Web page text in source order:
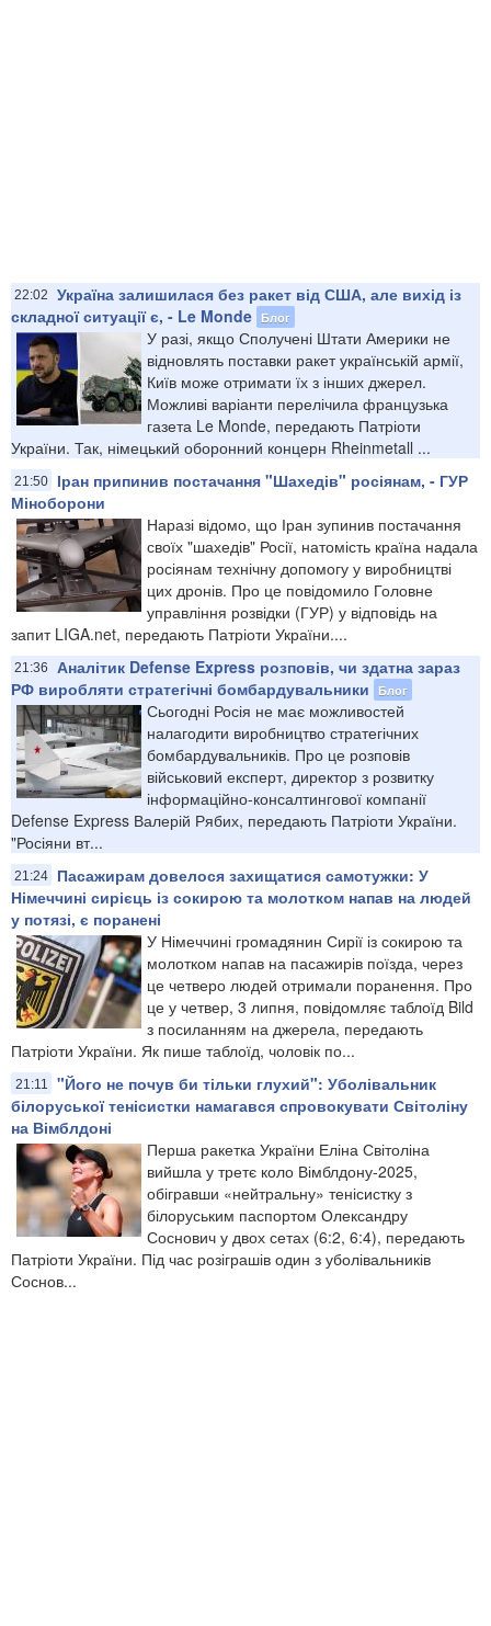
22:02
Україна залишилася без ракет від США, але вихід із
складної ситуації є, - Le Monde Блог
У разі, якщо Сполучені Штати Америки не
відновлять поставки ракет українській армії,
Київ може отримати їх з інших джерел.
Можливі варіанти перелічила французька
газета Le Monde, передають Патріоти
України. Так, німецький оборонний концерн Rheinmetall ...
21:50
Іран припинив постачання "Шахедів" росіянам, - ГУР
Міноборони
Наразі відомо, що Іран зупинив постачання
своїх "шахедів" Росії, натомість країна надала
росіянам технічну допомогу у виробництві
цих дронів. Про це повідомило Головне
управління розвідки (ГУР) у відповідь на
запит LIGA.net, передають Патріоти України....
21:36
Аналітик Defense Express розповів, чи здатна зараз
РФ виробляти стратегічні бомбардувальники
Блог
Сьогодні Росія не має можливостей
налагодити виробництво стратегічних
бомбардувальників. Про це розповів
військовий експерт, директор з розвитку
інформаційно-консалтингової компанії
Defense Express Валерій Рябих, передають Патріоти України.
"Росіяни вт...
21:24
Пасажирам довелося захищатися самотужки: У
Німеччині сирієць із сокирою та молотком напав на людей
у потязі, є поранені
У Німеччині громадянин Сирії із сокирою та
молотком напав на пасажирів поїзда, через
це четверо людей отримали поранення. Про
це у четвер, 3 липня, повідомляє таблоїд Bild
з посиланням на джерела, передають
Патріоти України. Як пише таблоїд, чоловік по...
21:11
"Його не почув би тільки глухий": Уболівальник
білоруської тенісистки намагався спровокувати Світоліну
на Вімблдоні
Перша ракетка України Еліна Світоліна
вийшла у третє коло Вімблдону-2025,
обігравши «нейтральну» тенісистку з
білоруським паспортом Олександру
Соснович у двох сетах (6:2, 6:4), передають
Патріоти України. Під час розіграшів один з уболівальників
Соснов...